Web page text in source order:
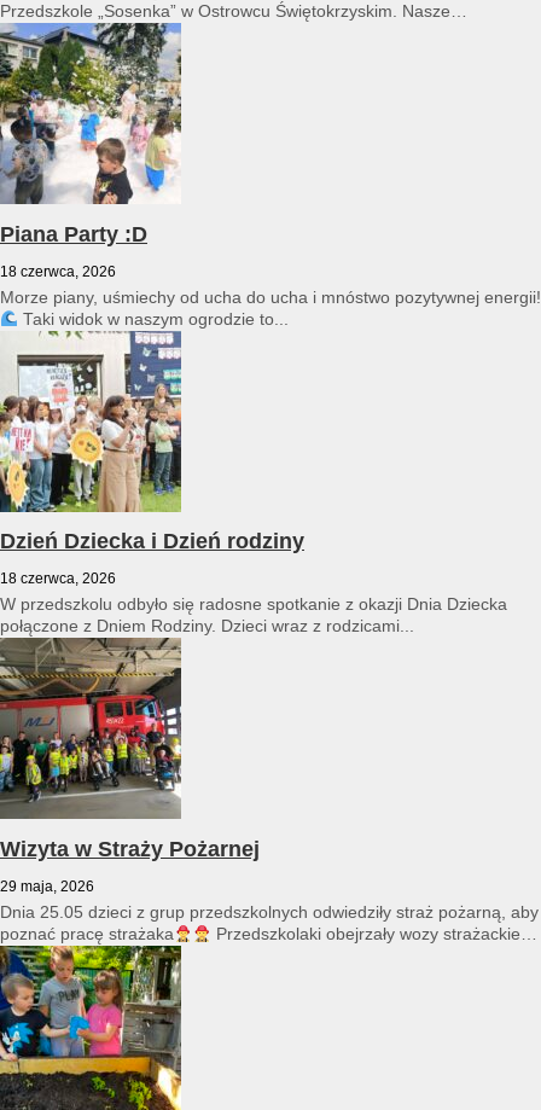
Przedszkole „Sosenka” w Ostrowcu Świętokrzyskim. Nasze
przedszkole reprezentował Franciszek Karpiński...
Piana Party :D
18 czerwca, 2026
Morze piany, uśmiechy od ucha do ucha i mnóstwo pozytywnej energii!
Taki widok w naszym ogrodzie to...
Dzień Dziecka i Dzień rodziny
18 czerwca, 2026
W przedszkolu odbyło się radosne spotkanie z okazji Dnia Dziecka
połączone z Dniem Rodziny. Dzieci wraz z rodzicami...
Wizyta w Straży Pożarnej
29 maja, 2026
Dnia 25.05 dzieci z grup przedszkolnych odwiedziły straż pożarną, aby
poznać pracę strażaka
Przedszkolaki obejrzały wozy strażackie
i...